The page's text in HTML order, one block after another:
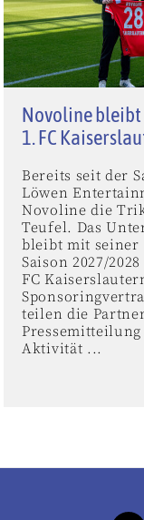
Novoline
1. FC
Bereits seit der
Löwen
Novoline die
Teufel. Das
bleibt mit seiner
Saison 2027/
FC
teilen die
Aktivität ...